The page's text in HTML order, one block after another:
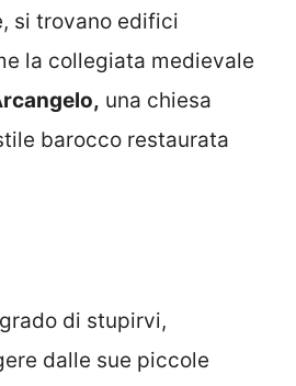
si trovano edifici
la collegiata medievale
una chiesa
barocco restaurata
di stupirvi,
dalle sue piccole